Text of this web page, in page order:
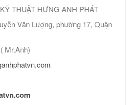
THUẬT HƯNG ANH PHÁT
Văn Lượng, phường 17, Quận
Mr.Anh)